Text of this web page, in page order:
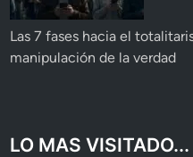
Las 7 fases hacia el
manipulación de la verdad
LO MAS VISITADO...